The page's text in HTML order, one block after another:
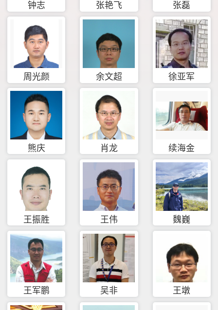
钟志 张艳飞 张磊
周光颜 余文超 徐亚军
熊庆 肖龙 续海金
王振胜 王伟 魏巍
王军鹏 吴非 王墩